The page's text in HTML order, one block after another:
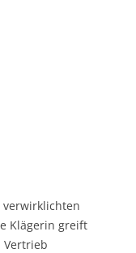
verwirklichten
Klägerin greift
Vertrieb